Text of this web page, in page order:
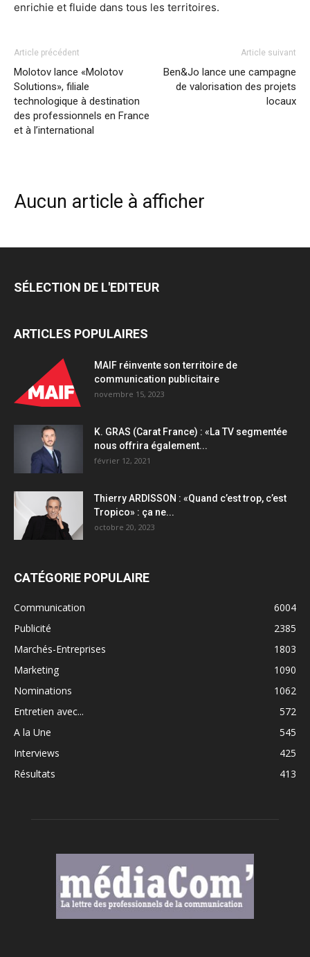
enrichie et fluide dans tous les territoires.
Article précédent
Molotov lance «Molotov
Solutions», filiale
technologique à destination
des professionnels en France
et à l’international
Article suivant
Ben&Jo lance une campagne
de valorisation des projets
locaux
Aucun article à afficher
SÉLECTION DE L'EDITEUR
ARTICLES POPULAIRES
MAIF réinvente son territoire de
communication publicitaire
novembre 15, 2023
K. GRAS (Carat France) : «La TV segmentée
nous offrira également...
février 12, 2021
Thierry ARDISSON : «Quand c’est trop, c’est
Tropico» : ça ne...
octobre 20, 2023
CATÉGORIE POPULAIRE
Communication
6004
Publicité
2385
Marchés-Entreprises
1803
Marketing
1090
Nominations
1062
Entretien avec...
572
A la Une
545
Interviews
425
Résultats
413